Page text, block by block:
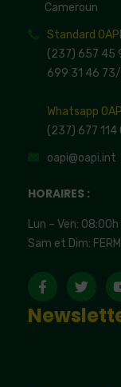
Cameroun
Standard OAPI
(237) 657 45
699 31 46 73/
Whatsapp OAPI
(237) 677
oapi@oapi.int
HORAIRES :
Lun – Ven:
Sam et Dim: